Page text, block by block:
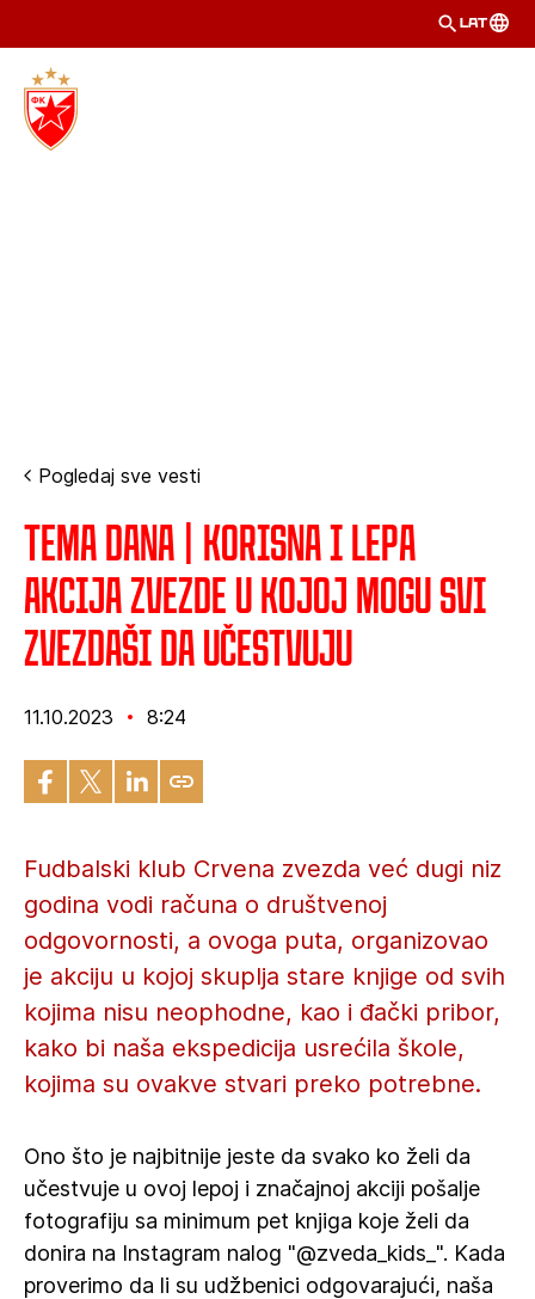
LAT
Pogledaj sve vesti
Tema dana | Korisna i lepa
akcija Zvezde u kojoj mogu svi
zvezdaši da učestvuju
11.10.2023 8:24
Fudbalski klub Crvena zvezda već dugi niz
godina vodi računa o društvenoj
odgovornosti, a ovoga puta, organizovao
je akciju u kojoj skuplja stare knjige od svih
kojima nisu neophodne, kao i đački pribor,
kako bi naša ekspedicija usrećila škole,
kojima su ovakve stvari preko potrebne.
Ono što je najbitnije jeste da svako ko želi da
učestvuje u ovoj lepoj i značajnoj akciji pošalje
fotografiju sa minimum pet knjiga koje želi da
donira na Instagram nalog "@zveda_kids_". Kada
proverimo da li su udžbenici odgovarajući, naša